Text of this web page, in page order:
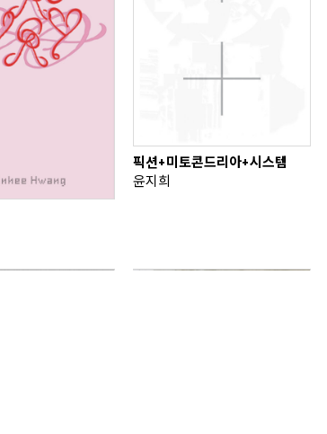
픽션+미토콘드리아+시스템
윤지희